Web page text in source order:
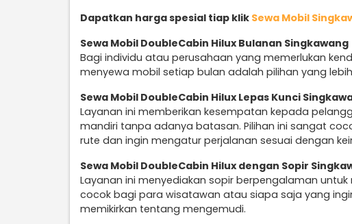
Dapatkan harga spesial tiap klik Sewa Mobil
Sewa Mobil DoubleCabin Hilux Bulanan Singkawang
Bagi individu atau perusahaan yang memerlukan
menyewa mobil setiap bulan adalah pilihan yang
Sewa Mobil DoubleCabin Hilux Lepas Kunci
Layanan ini memberikan kesempatan kepada
mandiri tanpa adanya batasan. Pilihan ini sangat
rute dan ingin mengatur perjalanan sesuai dengan
Sewa Mobil DoubleCabin Hilux dengan Sopir
Layanan ini menyediakan sopir berpengalaman
cocok bagi para wisatawan atau siapa saja yang
memikirkan tentang mengemudi.